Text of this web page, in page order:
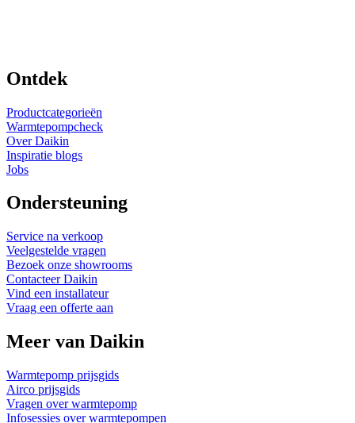
Ontdek
Productcategorieën
Warmtepompcheck
Over Daikin
Inspiratie blogs
Jobs
Ondersteuning
Service na verkoop
Veelgestelde vragen
Bezoek onze showrooms
Contacteer Daikin
Vind een installateur
Vraag een offerte aan
Meer van Daikin
Warmtepomp prijsgids
Airco prijsgids
Vragen over warmtepomp
Infosessies over warmtepompen